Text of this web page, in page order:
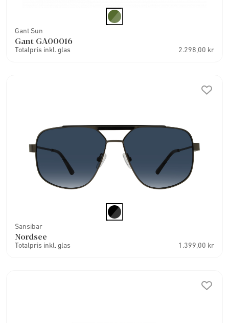
Gant Sun
Gant GA00016
Totalpris inkl. glas 2.298,00 kr
Sansibar
Nordsee
Totalpris inkl. glas 1.399,00 kr